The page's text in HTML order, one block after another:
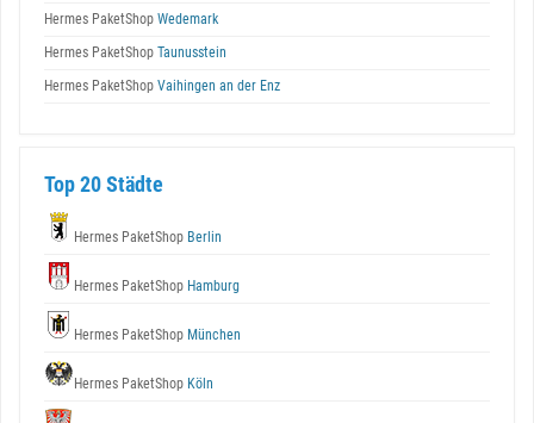
Hermes PaketShop Wedemark
Hermes PaketShop Taunusstein
Hermes PaketShop Vaihingen an der Enz
Top 20 Städte
Hermes PaketShop Berlin
Hermes PaketShop Hamburg
Hermes PaketShop München
Hermes PaketShop Köln